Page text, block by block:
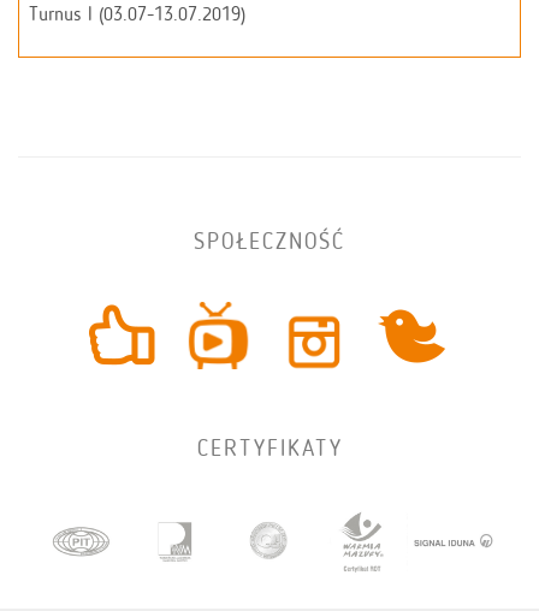
Turnus I (03.07-13.07.2019)
SPOŁECZNOŚĆ
CERTYFIKATY